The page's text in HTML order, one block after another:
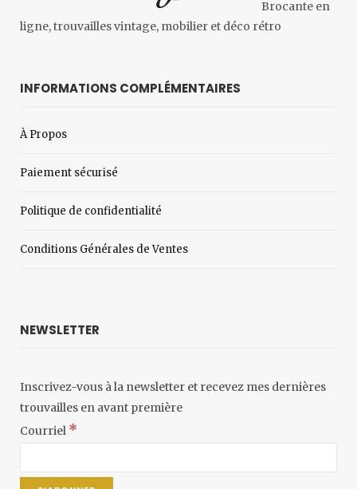
Brocante en
ligne, trouvailles vintage, mobilier et déco rétro
INFORMATIONS COMPLÉMENTAIRES
À Propos
Paiement sécurisé
Politique de confidentialité
Conditions Générales de Ventes
NEWSLETTER
Inscrivez-vous à la newsletter et recevez mes dernières
trouvailles en avant première
Courriel *